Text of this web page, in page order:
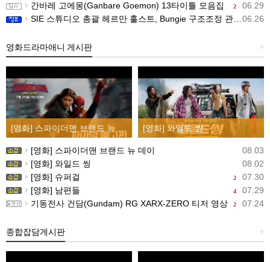
2 06.29
간바레 고에몽(Ganbare Goemon) 13타이틀 모음집
06.26
SIE 스튜디오 총괄 헤르만 훌스트, Bungie 구조조정 관련 직원 메시지 공개
+
영화드라마애니 게시판
[영화] 와일드 씽
08.03
[영화] 스파이더맨 브랜드 뉴 데이
08.02
[영화] 와일드 씽
2 07.30
[영화] 슈퍼걸
4 07.29
[영화] 남편들
2 07.24
기동전사 건담(Gundam) RG XARX-ZERO 티저 영상
+
종합잡담게시판